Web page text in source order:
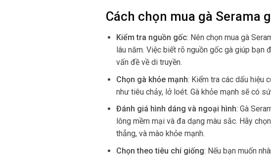
Cách chọn mua gà Serama
Kiểm tra nguồn gốc: Nên chọn mua gà
lâu năm. Việc biết rõ nguồn gốc gà giúp
vấn đề về di truyền.
Chọn gà khỏe mạnh: Kiểm tra các dấu hiệu
như tiêu chảy, lở loét. Gà khỏe mạnh sẽ có
Đánh giá hình dáng và ngoại hình:Gà
lông mềm mại và đa dạng màu sắc. Hãy
thẳng, và mào khỏe mạnh.
Chọn theo tiêu chí giống: Nếu bạn muốn